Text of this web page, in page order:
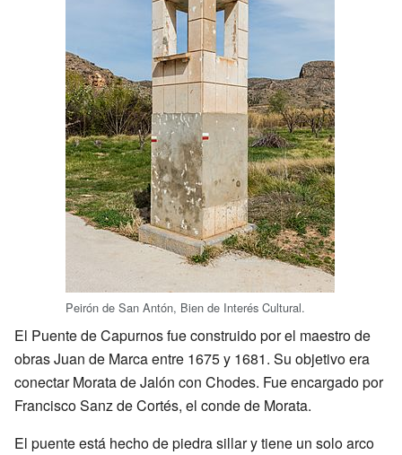
Peirón de San Antón, Bien de Interés Cultural.
El Puente de Capurnos fue construido por el maestro de
obras Juan de Marca entre 1675 y 1681. Su objetivo era
conectar Morata de Jalón con Chodes. Fue encargado por
Francisco Sanz de Cortés, el conde de Morata.
El puente está hecho de piedra sillar y tiene un solo arco